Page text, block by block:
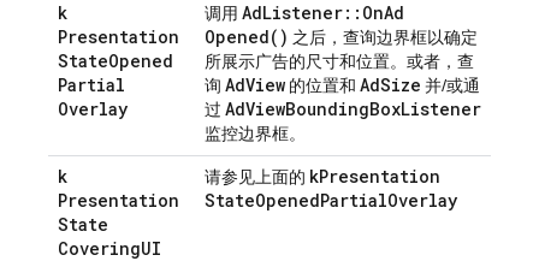
k
Presentation
StateOpened
Partial
Overlay
调用 AdListener:: OnAd
Opened( ) 之后，查询边界框以确定
所展示广告的尺寸和位置。或者，查
询 AdView 的位置和 AdSize 并/或通
过 AdViewBoundingBoxListener
监控边界框。
k
Presentation
State
CoveringUI
请参见上面的 kPresentation
StateOpenedPartialOverlay